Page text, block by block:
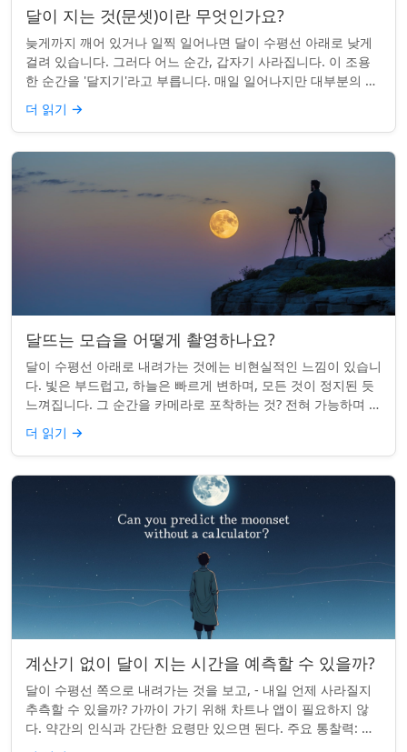
달이 지는 것(문셋)이란 무엇인가요?
늦게까지 깨어 있거나 일찍 일어나면 달이 수평선 아래로 낮게
걸려 있습니다. 그러다 어느 순간, 갑자기 사라집니다. 이 조용
한 순간을 '달지기'라고 부릅니다. 매일 일어나지만 대부분의 사
람들은 놓치곤 합니다. 핵심 ...
더 읽기 →
달뜨는 모습을 어떻게 촬영하나요?
달이 수평선 아래로 내려가는 것에는 비현실적인 느낌이 있습니
다. 빛은 부드럽고, 하늘은 빠르게 변하며, 모든 것이 정지된 듯
느껴집니다. 그 순간을 카메라로 포착하는 것? 전혀 가능하며 가
치가 있습니다. 간단한 팁:...
더 읽기 →
계산기 없이 달이 지는 시간을 예측할 수 있을까?
달이 수평선 쪽으로 내려가는 것을 보고, - 내일 언제 사라질지
추측할 수 있을까? 가까이 가기 위해 차트나 앱이 필요하지 않
다. 약간의 인식과 간단한 요령만 있으면 된다. 주요 통찰력: 오
늘의 달 뜨는 시간을 알고...